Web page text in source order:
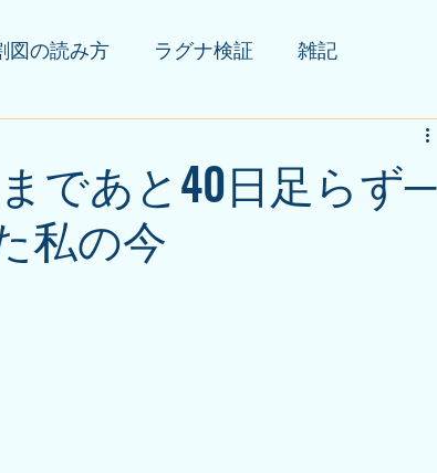
図の読み方 ラグナ検証 雑記
であと40日足らず─
私の今